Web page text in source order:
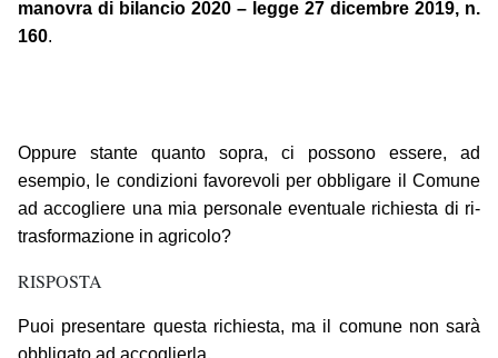
manovra di bilancio 2020 – legge 27 dicembre 2019, n.
160.
Oppure stante quanto sopra, ci possono essere, ad
esempio, le condizioni favorevoli per obbligare il Comune
ad accogliere una mia personale eventuale richiesta di ri-
trasformazione in agricolo?
RISPOSTA
Puoi presentare questa richiesta, ma il comune non sarà
obbligato ad accoglierla.